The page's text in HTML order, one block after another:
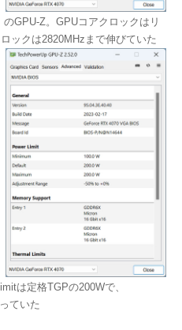
GPU-Z。GPUコアクロックはリ
ックは2820MHzまで伸びていた
は定格TGPの200Wで、
ていた